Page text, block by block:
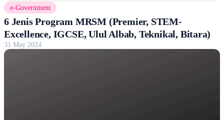
e-Government
6 Jenis Program MRSM (Premier, STEM-
Excellence, IGCSE, Ulul Albab, Teknikal, Bitara)
31 May 2024